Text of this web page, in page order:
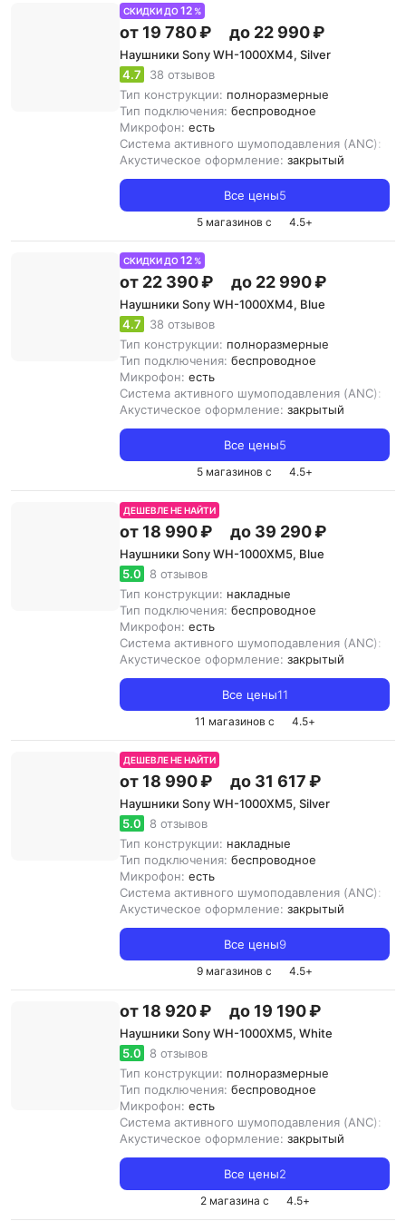
СКИДКИ ДО12 %
от 19 780 ₽ до 22 990 ₽
Наушники Sony WH-1000XM4, Silver
4.7
38 отзывов
Тип конструкции: полноразмерные
Тип подключения: беспроводное
Микрофон: есть
Система активного шумоподавления (ANC):
Акустическое оформление: закрытый
Все цены5
5 магазинов с 4.5+
СКИДКИ ДО12 %
от 22 390 ₽ до 22 990 ₽
Наушники Sony WH-1000XM4, Blue
4.7
38 отзывов
Тип конструкции: полноразмерные
Тип подключения: беспроводное
Микрофон: есть
Система активного шумоподавления (ANC):
Акустическое оформление: закрытый
Все цены5
5 магазинов с 4.5+
ДЕШЕВЛЕ НЕ НАЙТИ
от 18 990 ₽ до 39 290 ₽
Наушники Sony WH-1000XM5, Blue
5.0
8 отзывов
Тип конструкции: накладные
Тип подключения: беспроводное
Микрофон: есть
Система активного шумоподавления (ANC):
Акустическое оформление: закрытый
Все цены11
11 магазинов с 4.5+
ДЕШЕВЛЕ НЕ НАЙТИ
от 18 990 ₽ до 31 617 ₽
Наушники Sony WH-1000XM5, Silver
5.0
8 отзывов
Тип конструкции: накладные
Тип подключения: беспроводное
Микрофон: есть
Система активного шумоподавления (ANC):
Акустическое оформление: закрытый
Все цены9
9 магазинов с 4.5+
от 18 920 ₽ до 19 190 ₽
Наушники Sony WH-1000XM5, White
5.0
8 отзывов
Тип конструкции: полноразмерные
Тип подключения: беспроводное
Микрофон: есть
Система активного шумоподавления (ANC):
Акустическое оформление: закрытый
Все цены2
2 магазина с 4.5+